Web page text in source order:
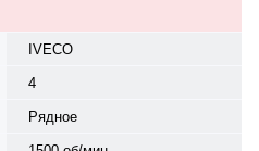
IVECO
4
Рядное